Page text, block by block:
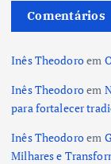
Comentários
Inês Theodoroem
Inês Theodoroem
para fortalecer
Inês Theodoroem
Milhares e